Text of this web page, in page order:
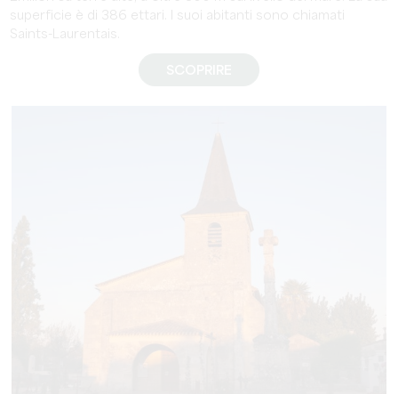
superficie è di 386 ettari. I suoi abitanti sono chiamati
Saints-Laurentais.